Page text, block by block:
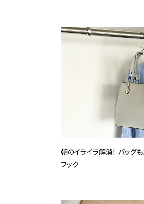
朝のイライラ解消！ バッグ
フック